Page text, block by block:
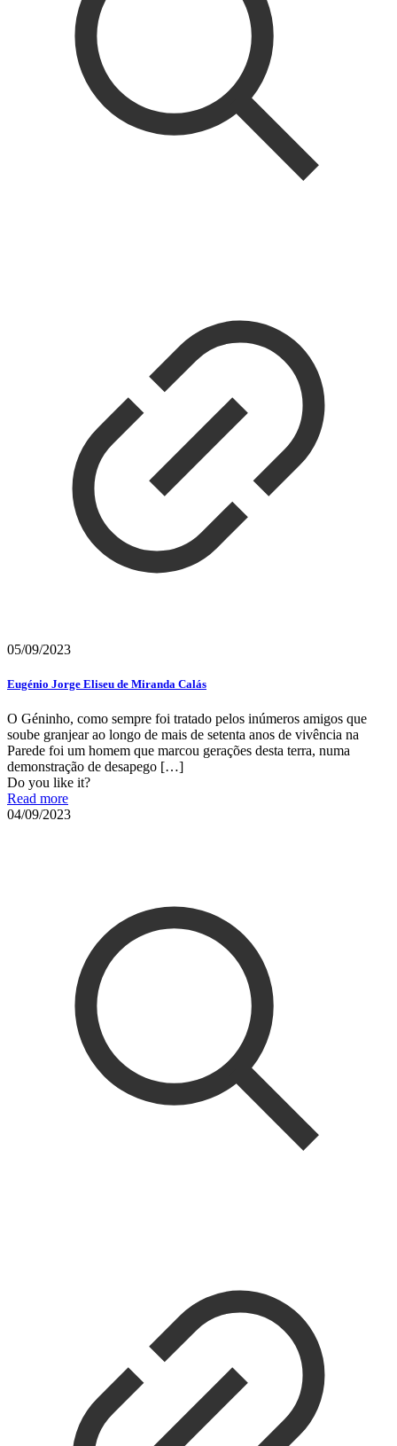
05/09/2023
Eugénio Jorge Eliseu de Miranda Calás
O Géninho, como sempre foi tratado pelos inúmeros amigos que
soube granjear ao longo de mais de setenta anos de vivência na
Parede foi um homem que marcou gerações desta terra, numa
demonstração de desapego […]
Do you like it?
Read more
04/09/2023